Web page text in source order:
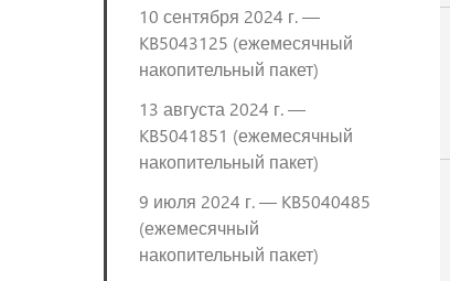
10 сентября 2024 г. —
KB5043125 (ежемесячный
накопительный пакет)
13 августа 2024 г. —
KB5041851 (ежемесячный
накопительный пакет)
9 июля 2024 г. — KB5040485
(ежемесячный
накопительный пакет)